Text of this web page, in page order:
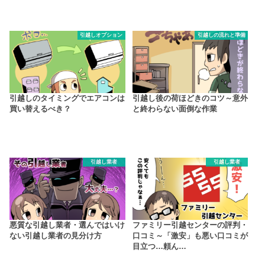
引越しオプション
引越しのタイミングでエアコンは
買い替えるべき？
引越しの流れと準備
引越し後の荷ほどきのコツ～意外
と終わらない面倒な作業
引越し業者
悪質な引越し業者・選んではいけ
ない引越し業者の見分け方
引越し業者
ファミリー引越センターの評判・
口コミ～「激安」も悪い口コミが
目立つ…頼ん…